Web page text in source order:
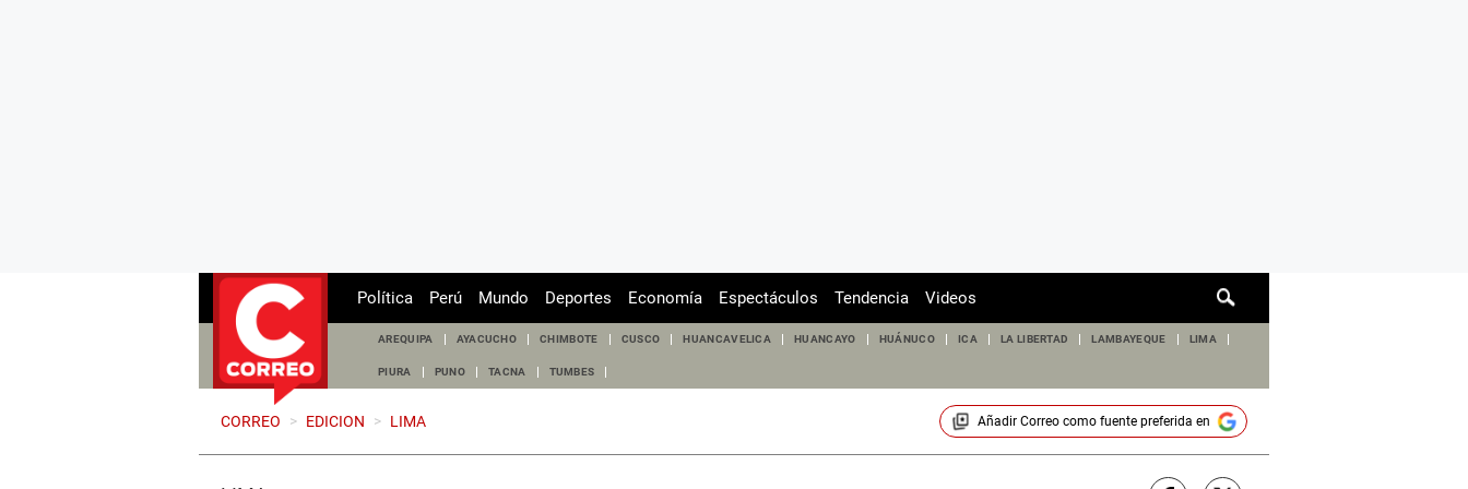
de
Política Perú Mundo Deportes Economía Espectáculos Tendencia Videos
AREQUIPA AYACUCHO CHIMBOTE CUSCO HUANCAVELICA HUANCAYO HUÁNUCO ICA LA LIBERTAD LAMBAYEQUE LIMA
PIURA PUNO TACNA TUMBES
CORREO > EDICION > LIMA Añadir Correocomo fuente preferida en